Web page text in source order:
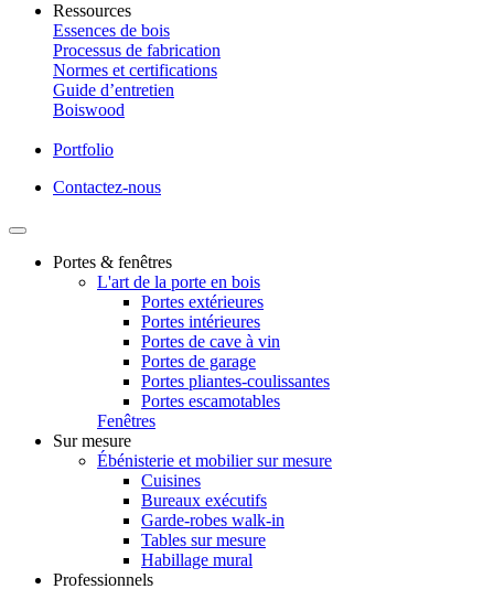
Ressources
Essences de bois
Processus de fabrication
Normes et certifications
Guide d’entretien
Boiswood
Portfolio
Contactez-nous
Portes & fenêtres
L'art de la porte en bois
Portes extérieures
Portes intérieures
Portes de cave à vin
Portes de garage
Portes pliantes-coulissantes
Portes escamotables
Fenêtres
Sur mesure
Ébénisterie et mobilier sur mesure
Cuisines
Bureaux exécutifs
Garde-robes walk-in
Tables sur mesure
Habillage mural
Professionnels